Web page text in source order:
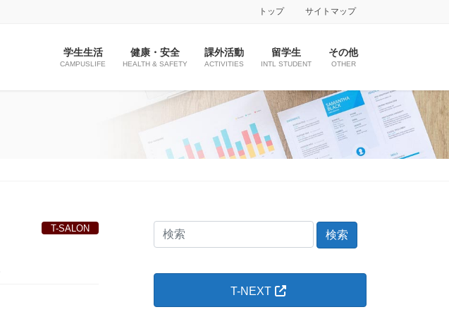
トップ サイトマップ
学生生活
CAMPUSLIFE
健康・安全
HEALTH & SAFETY
課外活動
ACTIVITIES
留学生
INTL STUDENT
その他
OTHER
T-SALON
検
索
た
T-NEXT